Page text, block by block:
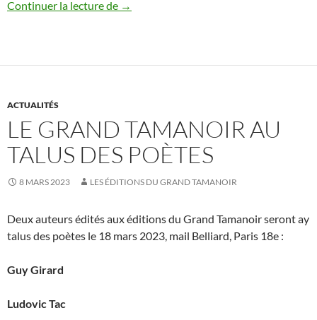
Continuer la lecture de Jean-Claude SIlbermann à Hyères
→
ACTUALITÉS
LE GRAND TAMANOIR AU
TALUS DES POÈTES
8 MARS 2023 LES ÉDITIONS DU GRAND TAMANOIR
Deux auteurs édités aux éditions du Grand Tamanoir seront ay
talus des poètes le 18 mars 2023, mail Belliard, Paris 18e :
Guy Girard
Ludovic Tac